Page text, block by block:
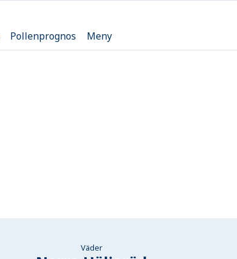
Pollenprognos Meny
Väder